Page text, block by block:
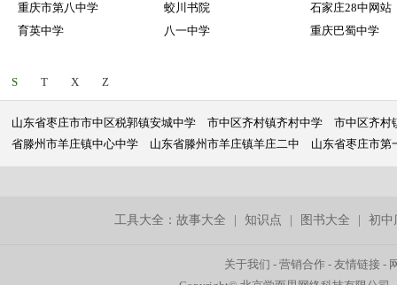
重庆市第八中学
蛟川书院
石家庄28中网站
育英中学
八一中学 重庆巴蜀中学
S T X Z
山东省枣庄市市中区税郭镇安城中学 市中区齐村镇齐村中学
市中区齐村
省滕州市羊庄镇中心中学
山东省滕州市羊庄镇羊庄二中 山东省枣庄市第
工具大全：故事大全 |知识点 图书大全 |初中
关于我们 -营销合作 -友情链接 -